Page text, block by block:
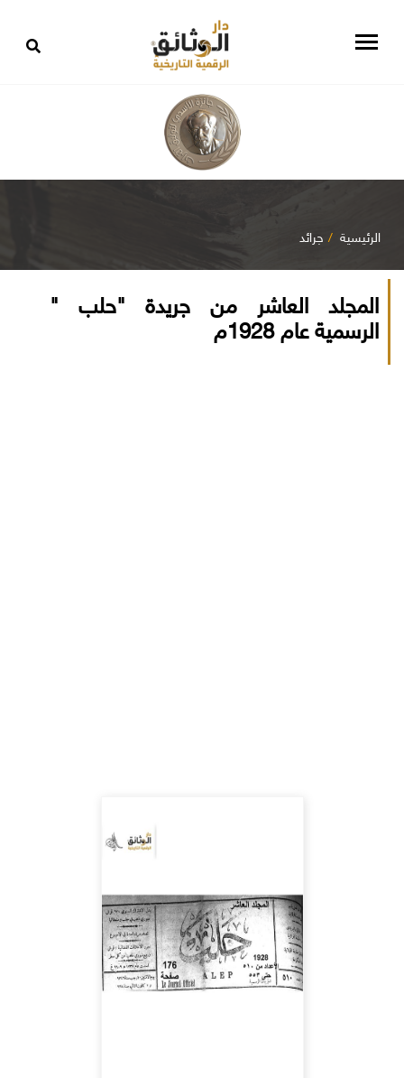
الرئيسية جرائد
المجلد العاشر من جريدة "حلب "
الرسمية عام 1928م